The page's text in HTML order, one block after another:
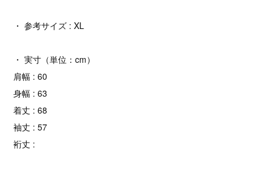
・ 参考サイズ : XL
・ 実寸（単位：cm）
肩幅 : 60
身幅 : 63
着丈 : 68
袖丈 : 57
裄丈 :